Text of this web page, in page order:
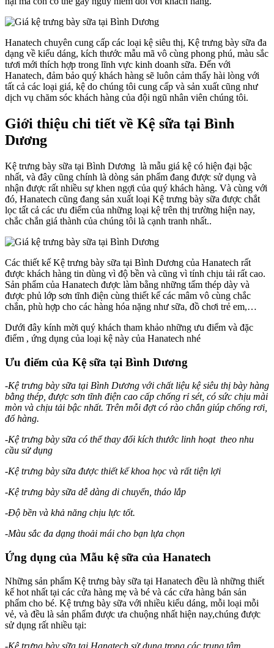
Hanatech chuyên cung cấp các loại kệ siêu thị, Kệ trưng bày sữa đa
dạng về kiểu dáng, kích thước mẫu mã vô cùng phong phú, màu sắc
tươi mới thích hợp trong lĩnh vực kinh doanh sữa. Đến với
Hanatech, đảm bảo quý khách hàng sẽ luôn cảm thấy hài lòng với
tất cả các loại giá, kệ do chúng tôi cung cấp và sản xuất cũng như
dịch vụ chăm sóc khách hàng của đội ngũ nhân viên chúng tôi.
Giới thiệu chi tiết về Kệ sữa tại Bình
Dương
Kệ trưng bày sữa tại Bình Dương là mẫu giá kệ có hiện đại bậc
nhất, và đây cũng chính là dòng sản phẩm đang được sử dụng và
nhận được rất nhiều sự khen ngợi của quý khách hàng. Và cùng với
đó, Hanatech cũng đang sản xuất loại Kệ trưng bày sữa được chắt
lọc tất cả các ưu điểm của những loại kệ trên thị trường hiện nay,
chắc chắn giá thành của chúng tôi là cạnh tranh nhất..
Các thiết kế Kệ trưng bày sữa tại Bình Dương của Hanatech rất
được khách hàng tin dùng vì độ bền và cũng vì tính chịu tải rất cao.
Sản phẩm của Hanatech được làm bằng những tấm thép dày và
được phủ lớp sơn tĩnh điện cùng thiết kế các mâm vô cùng chắc
chắn, phù hợp cho các hàng hóa nặng như sữa, đồ chơi trẻ em,…
Dưới đây kính mời quý khách tham khảo những ưu điểm và đặc
điểm , ứng dụng của loại kệ này của Hanatech nhé
​Ưu điểm của Kệ sữa tại Bình Dương
-Kệ trưng bày sữa tại Bình Dương với chất liệu kệ siêu thị bày hàng
bằng thép, được sơn tĩnh điện cao cấp chống rỉ sét, có sức chịu mài
mòn và chịu tải bậc nhất. Trên mỗi đợt có rào chắn giúp chống rơi,
đổ hàng.
-Kệ trưng bày sữa có thể thay đổi kích thước linh hoạt theo nhu
cầu sử dụng
-Kệ trưng bày sữa được thiết kế khoa học và rất tiện lợi
-Kệ trưng bày sữa dễ dàng di chuyển, tháo lắp
-Độ bền và khả năng chịu lực tốt.
-Màu sắc đa dạng thoải mái cho bạn lựa chọn
Ứng dụng của Mẫu kệ sữa của Hanatech
Những sản phẩm Kệ trưng bày sữa tại Hanatech đều là những thiết
kế hot nhất tại các cửa hàng mẹ và bé và các cửa hàng bán sản
phẩm cho bé. Kệ trưng bày sữa với nhiều kiểu dáng, mỗi loại mỗi
vẻ, và đều là sản phẩm được ưa chuộng nhất hiện nay,chúng được
sử dụng rất nhiều tại:
-Kệ trưng bày sữa tại Hanatech sử dụng trong các trung tâm